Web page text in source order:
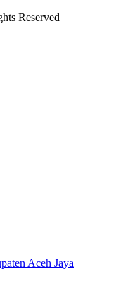
Reserved
Aceh Jaya